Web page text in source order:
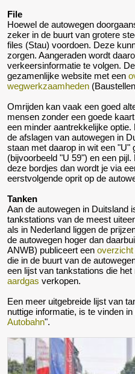
File
Hoewel de autowegen
zeker in de buurt van grotere
files (Stau) voordoen. Deze
zorgen. Aangeraden wordt
verkeersinformatie te volgen.
gezamenlijke website met een
wegwerkzaamheden
Omrijden kan vaak een goed
mensen zonder een goede
een minder aantrekkelijke
de afslagen van autowegen in
staan met daarop in wit een "U"
(bijvoorbeeld "U 59") en een
deze bordjes dan wordt je via
eerstvolgende oprit op de
Tanken
Aan de autowegen in Duitsland
tankstations van de meest
als in Nederland liggen de
de autowegen hoger dan
ANWB) publiceert een overzicht
die in de buurt van de
een lijst van tankstations die
aardgas verkopen.
Een meer uitgebreide lijst van
nuttige informatie, is te vinden
Autobahn".